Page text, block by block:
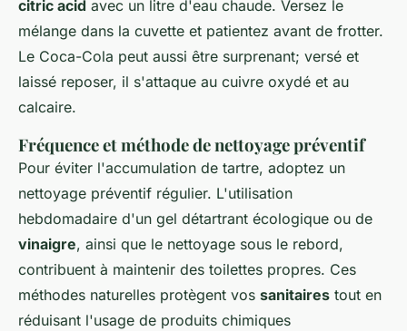
citric acid avec un litre d'eau chaude. Versez le
mélange dans la cuvette et patientez avant de frotter.
Le Coca-Cola peut aussi être surprenant; versé et
laissé reposer, il s'attaque au cuivre oxydé et au
calcaire.
Fréquence et méthode de nettoyage préventif
Pour éviter l'accumulation de tartre, adoptez un
nettoyage préventif régulier. L'utilisation
hebdomadaire d'un gel détartrant écologique ou de
vinaigre, ainsi que le nettoyage sous le rebord,
contribuent à maintenir des toilettes propres. Ces
méthodes naturelles protègent vos sanitaires tout en
réduisant l'usage de produits chimiques